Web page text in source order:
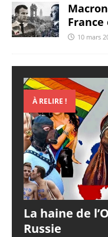
France
10 mars
À RELIRE !
La haine de
Russie